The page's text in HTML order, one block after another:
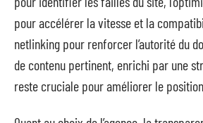
pour accélérer la vitesse et la
netlinking pour renforcer l’autorité du
de contenu pertinent, enrichi par une
reste cruciale pour améliorer le